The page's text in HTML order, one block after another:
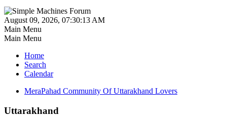
August 09, 2026, 07:30:13 AM
Main Menu
Main Menu
Home
Search
Calendar
MeraPahad Community Of Uttarakhand Lovers
Uttarakhand